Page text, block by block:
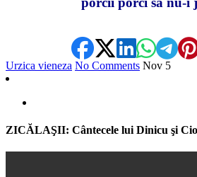
Urzica vieneza No Comments Nov 5
ZICĂLAŞII: Cântecele lui Dinicu şi